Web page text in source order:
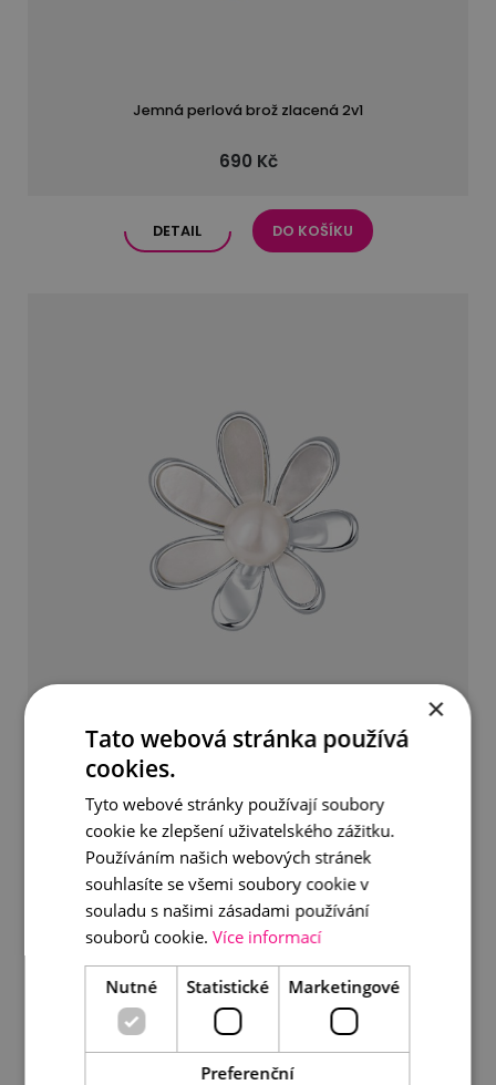
Jemná perlová brož zlacená 2v1
690 Kč
DETAIL DO KOŠÍKU
Něžná perlová brož 2v1
690 Kč
DETAIL DO KOŠÍKU
×
Tato webová stránka používá
cookies.
Tyto webové stránky používají soubory
cookie ke zlepšení uživatelského zážitku.
Používáním našich webových stránek
souhlasíte se všemi soubory cookie v
souladu s našimi zásadami používání
souborů cookie. Více informací
Nutné Statistické Marketingové
Preferenční